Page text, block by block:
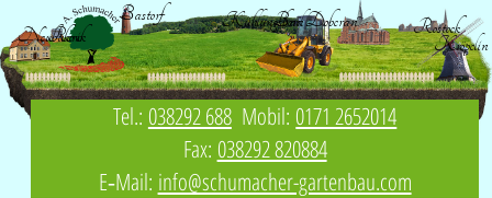
Neubukow
Rerik
Bastorf KühlungsbornBad Doberan Rostock
Kröpelin
Tel.: 038292 688 Mobil: 0171 2652014
Fax: 038292 820884
E‑Mail: info@schumacher-gartenbau.com